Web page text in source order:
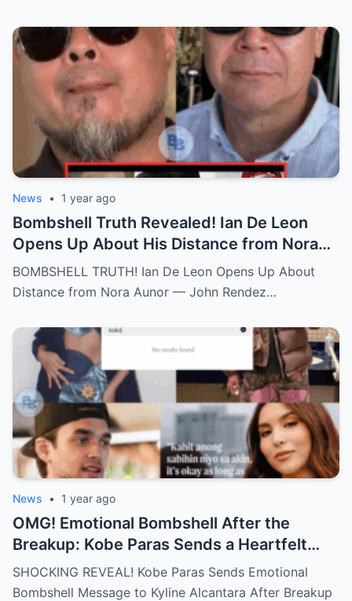
News • 1 year ago
Bombshell Truth Revealed! Ian De Leon
Opens Up About His Distance from Nora
Aunor – John Rendez Accused of Causing
an Irreparable Rift in the Family!
BOMBSHELL TRUTH! Ian De Leon Opens Up About
Distance from Nora Aunor — John Rendez…
News • 1 year ago
OMG! Emotional Bombshell After the
Breakup: Kobe Paras Sends a Heartfelt
Message to Kyline Alcantara – His Words
Will Leave You Stunned and Speechless!
SHOCKING REVEAL! Kobe Paras Sends Emotional
Bombshell Message to Kyline Alcantara After Breakup